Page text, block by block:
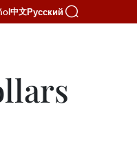
中文Русский